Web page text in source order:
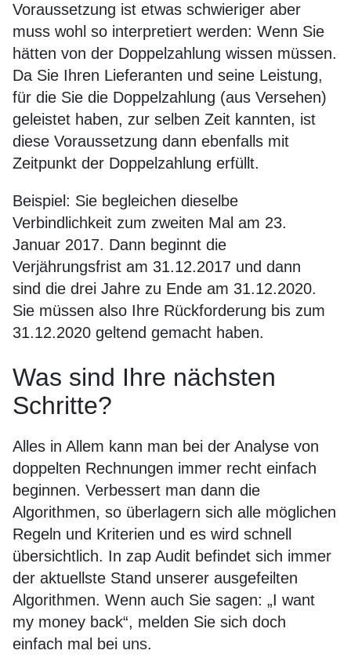
Voraussetzung ist etwas schwieriger aber
muss wohl so interpretiert werden: Wenn Sie
hätten von der Doppelzahlung wissen müssen.
Da Sie Ihren Lieferanten und seine Leistung,
für die Sie die Doppelzahlung (aus Versehen)
geleistet haben, zur selben Zeit kannten, ist
diese Voraussetzung dann ebenfalls mit
Zeitpunkt der Doppelzahlung erfüllt.
Beispiel: Sie begleichen dieselbe
Verbindlichkeit zum zweiten Mal am 23.
Januar 2017. Dann beginnt die
Verjährungsfrist am 31.12.2017 und dann
sind die drei Jahre zu Ende am 31.12.2020.
Sie müssen also Ihre Rückforderung bis zum
31.12.2020 geltend gemacht haben.
Was sind Ihre nächsten
Schritte?
Alles in Allem kann man bei der Analyse von
doppelten Rechnungen immer recht einfach
beginnen. Verbessert man dann die
Algorithmen, so überlagern sich alle möglichen
Regeln und Kriterien und es wird schnell
übersichtlich. In zap Audit befindet sich immer
der aktuellste Stand unserer ausgefeilten
Algorithmen. Wenn auch Sie sagen: „I want
my money back“, melden Sie sich doch
einfach mal bei uns.